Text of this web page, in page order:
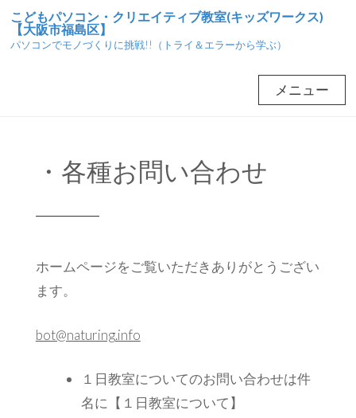
こどもパソコン・クリエイティブ教室(キッズワークス)
【大阪市福島区】
パソコンでモノづくりに挑戦!!（トライ＆エラーから学ぶ）
メニュー
・各種お問い合わせ
ホームページをご覧いただきありがとうござい
ます。
bot@naturing.info
１日教室についてのお問い合わせは件
名に【１日教室について】